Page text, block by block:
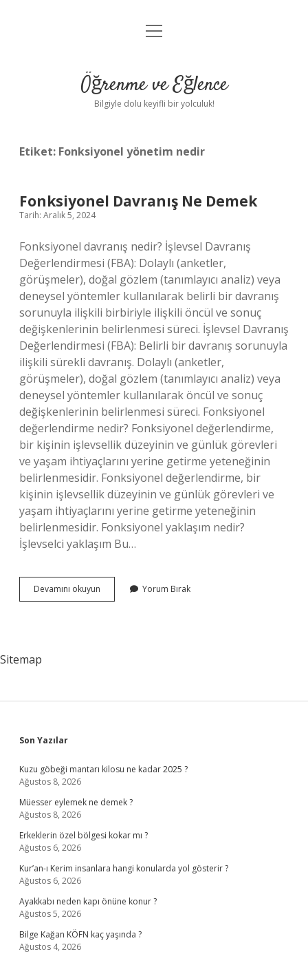
Anasayfa
Yasal Uyarı
menüyü
Öğrenme ve Eğlence
Bilgiyle dolu keyifli bir yolculuk!
Etiket: Fonksiyonel yönetim nedir
Fonksiyonel Davranış Ne Demek
Tarih: Aralık 5, 2024
Fonksiyonel davranış nedir? İşlevsel Davranış
Değerlendirmesi (FBA): Dolaylı (anketler,
görüşmeler), doğal gözlem (tanımlayıcı analiz) veya
deneysel yöntemler kullanılarak belirli bir davranış
sorunuyla ilişkili birbiriyle ilişkili öncül ve sonuç
değişkenlerinin belirlenmesi süreci. İşlevsel Davranış
Değerlendirmesi (FBA): Belirli bir davranış sorunuyla
ilişkili sürekli davranış. Dolaylı (anketler,
görüşmeler), doğal gözlem (tanımlayıcı analiz) veya
deneysel yöntemler kullanılarak öncül ve sonuç
değişkenlerinin belirlenmesi süreci. Fonksiyonel
değerlendirme nedir? Fonksiyonel değerlendirme,
bir kişinin işlevsellik düzeyinin ve günlük görevleri
ve yaşam ihtiyaçlarını yerine getirme yeteneğinin
belirlenmesidir. Fonksiyonel değerlendirme, bir
kişinin işlevsellik düzeyinin ve günlük görevleri ve
yaşam ihtiyaçlarını yerine getirme yeteneğinin
belirlenmesidir. Fonksiyonel yaklaşım nedir?
İşlevselci yaklaşım Bu…
Devamını okuyun Fonksiyonel
Davranış
Yorum Bırak
Sitemap
Sidebar
Son Yazılar
Kuzu göbeği mantarı kilosu ne kadar 2025 ?
Ağustos 8, 2026
Müesser eylemek ne demek ?
Ağustos 8, 2026
Erkeklerin özel bölgesi kokar mı ?
Ağustos 6, 2026
Kur’an-ı Kerim insanlara hangi konularda yol gösterir ?
Ağustos 6, 2026
Ayakkabı neden kapı önüne konur ?
Ağustos 5, 2026
Bilge Kağan KÖFN kaç yaşında ?
Ağustos 4, 2026